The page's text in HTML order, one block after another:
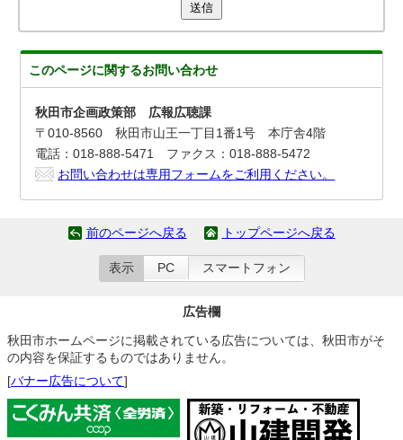
送信
このページに関するお問い合わせ
秋田市企画政策部 広報広聴課
〒010-8560 秋田市山王一丁目1番1号 本庁舎4階
電話：018-888-5471 ファクス：018-888-5472
お問い合わせは専用フォームをご利用ください。
前のページへ戻る トップページへ戻る
表示 PC スマートフォン
広告欄
秋田市ホームページに掲載されている広告については、秋田市がそ
の内容を保証するものではありません。
[バナー広告について]